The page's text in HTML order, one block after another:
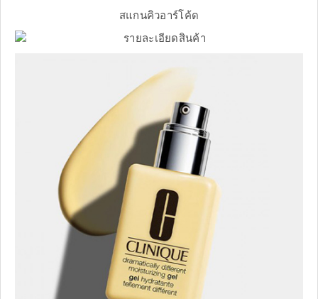
สแกนคิวอาร์โค้ด